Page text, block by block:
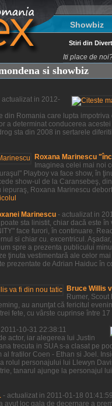
Showbiz
Stiri din
Iti place de
si showbiz
actualizat in 2012-
Romania care lupta
a determinat conducerea
sta din 2008 in sertarele
Roxana Marinescu
Imaginea celei mai noi
Playboy va face show, în
show-ul de la Caransebeş,
Roxana Marinescu
Marinescu - actualizat in
sta linistit, chiar dacă este
face furori, în continuare.
si chiar cu. excentricul.
spre a prezenta publicului
ţinuta vestimentară ale celor
prezentate de Adrian Haiduc în
Bruce Willis
Rumer,
au anunţat că fericitul
fete, cu vârste cuprinse între 17
10-31 22:38:11
actor, iar alegerea lui Justin
trecuta in SUA s-a clasat pe
fratilor Coen - Ethan si Joel.
rolul personajului lui Llewyn
tanarul ajunge la personajul
- actualizat in 2011-01-18 01:41:59
avut loc gala de decernare a